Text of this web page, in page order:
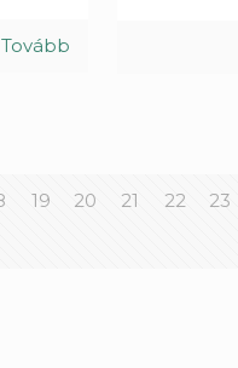
Tovább
19 20 21 22 23